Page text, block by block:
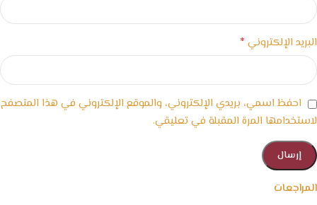
المراجعات
البريد الإلكتروني *
احفظ اسمي، بريدي الإلكتروني، والموقع الإلكتروني في هذا المتصفح
لاستخدامها المرة المقبلة في تعليقي.